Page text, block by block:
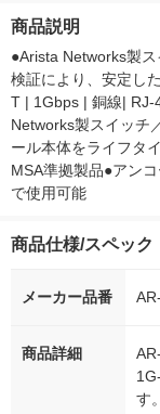
商品説明
●Arista Networks製
検証により、安定し
T | 1Gbps | 銅線| RJ-
Networks製スイッチ
ール本体をライフタ
MSA準拠製品●アン
で使用可能
商品仕様/スペック
メーカー品番
商品詳細
す